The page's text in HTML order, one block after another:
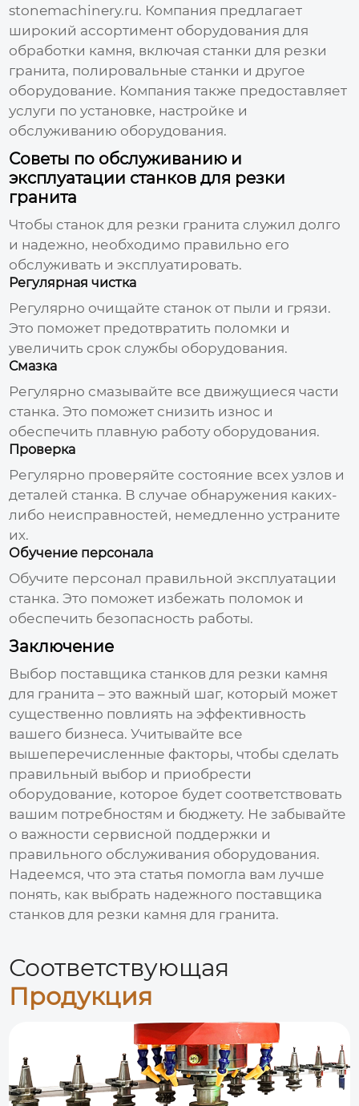
stonemachinery.ru. Компания предлагает
широкий ассортимент оборудования для
обработки камня, включая станки для резки
гранита, полировальные станки и другое
оборудование. Компания также предоставляет
услуги по установке, настройке и
обслуживанию оборудования.
Советы по обслуживанию и
эксплуатации станков для резки
гранита
Чтобы станок для резки гранита служил долго
и надежно, необходимо правильно его
обслуживать и эксплуатировать.
Регулярная чистка
Регулярно очищайте станок от пыли и грязи.
Это поможет предотвратить поломки и
увеличить срок службы оборудования.
Смазка
Регулярно смазывайте все движущиеся части
станка. Это поможет снизить износ и
обеспечить плавную работу оборудования.
Проверка
Регулярно проверяйте состояние всех узлов и
деталей станка. В случае обнаружения каких-
либо неисправностей, немедленно устраните
их.
Обучение персонала
Обучите персонал правильной эксплуатации
станка. Это поможет избежать поломок и
обеспечить безопасность работы.
Заключение
Выбор поставщика станков для резки камня
для гранита – это важный шаг, который может
существенно повлиять на эффективность
вашего бизнеса. Учитывайте все
вышеперечисленные факторы, чтобы сделать
правильный выбор и приобрести
оборудование, которое будет соответствовать
вашим потребностям и бюджету. Не забывайте
о важности сервисной поддержки и
правильного обслуживания оборудования.
Надеемся, что эта статья помогла вам лучше
понять, как выбрать надежного поставщика
станков для резки камня для гранита.
Соответствующая
Продукция